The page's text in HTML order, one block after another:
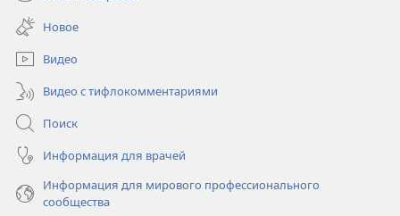
новом
окне)
новом
окне)
Новое
Видео
Видео с тифлокомментариями
Поиск
Информация для врачей
Информация для мирового профессионального
сообщества